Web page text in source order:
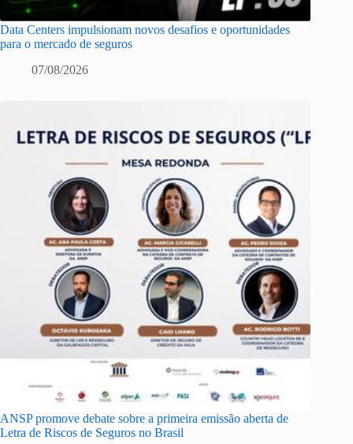
Data Centers impulsionam novos desafios e oportunidades
para o mercado de seguros
07/08/2026
ANSP promove debate sobre a primeira emissão aberta de
Letra de Riscos de Seguros no Brasil